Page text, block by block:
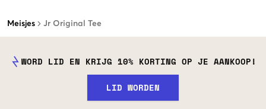
Meisjes Jr Original Tee
WORD LID EN KRIJG 10% KORTING OP JE AANKOOP!
LID WORDEN